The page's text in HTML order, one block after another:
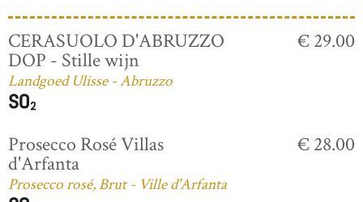
CERASUOLO D'ABRUZZO
DOP - Stille wijn
Landgoed Ulisse - Abruzzo
€ 29.00
Prosecco Rosé Villas
d'Arfanta
Prosecco rosé, Brut - Ville d'Arfanta
€ 28.00